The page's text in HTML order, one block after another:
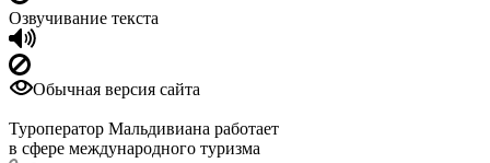
Озвучивание текста
Обычная версия сайта
Туроператор Мальдивиана работает
в сфере международного туризма